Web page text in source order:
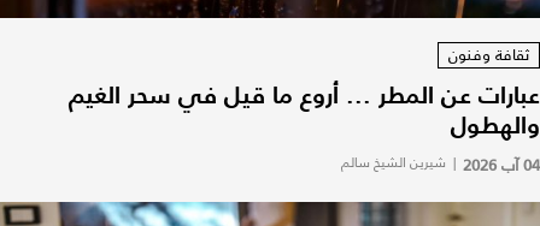
ثقافة وفنون
عبارات عن المطر ... أروع ما قيل في سحر الغيم
والهطول
04 آب 2026 | شيرين الشيخ سالم